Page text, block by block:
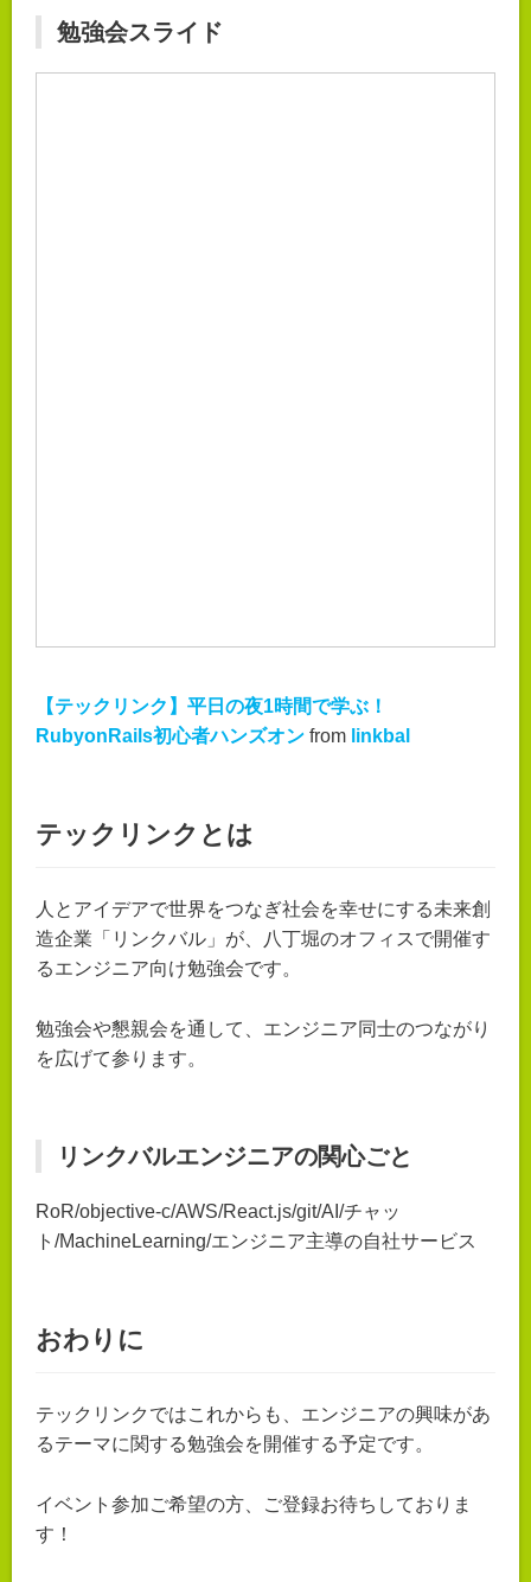
勉強会スライド
【テックリンク】平日の夜1時間で学ぶ！
RubyonRails初心者ハンズオン from linkbal
テックリンクとは
人とアイデアで世界をつなぎ社会を幸せにする未来創
造企業「リンクバル」が、八丁堀のオフィスで開催す
るエンジニア向け勉強会です。
勉強会や懇親会を通して、エンジニア同士のつながり
を広げて参ります。
リンクバルエンジニアの関心ごと
RoR/objective-c/AWS/React.js/git/AI/チャッ
ト/MachineLearning/エンジニア主導の自社サービス
おわりに
テックリンクではこれからも、エンジニアの興味があ
るテーマに関する勉強会を開催する予定です。
イベント参加ご希望の方、ご登録お待ちしておりま
す！